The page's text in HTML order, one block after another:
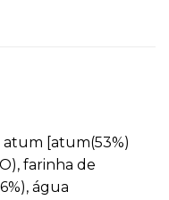
atum [atum(53%)
farinha de
água